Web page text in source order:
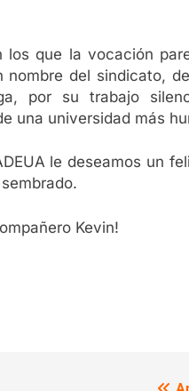
los que la vocación
nombre del sindicato,
por su trabajo
una universidad más
le deseamos un
Kevin!